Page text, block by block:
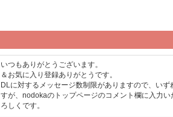
いつもありがとうございます。
＆お気に入り登録ありがとうです。
DLに対するメッセージ数制限がありますので、い
すが、nodokaのトップページのコメント欄に入力
ろしくです。